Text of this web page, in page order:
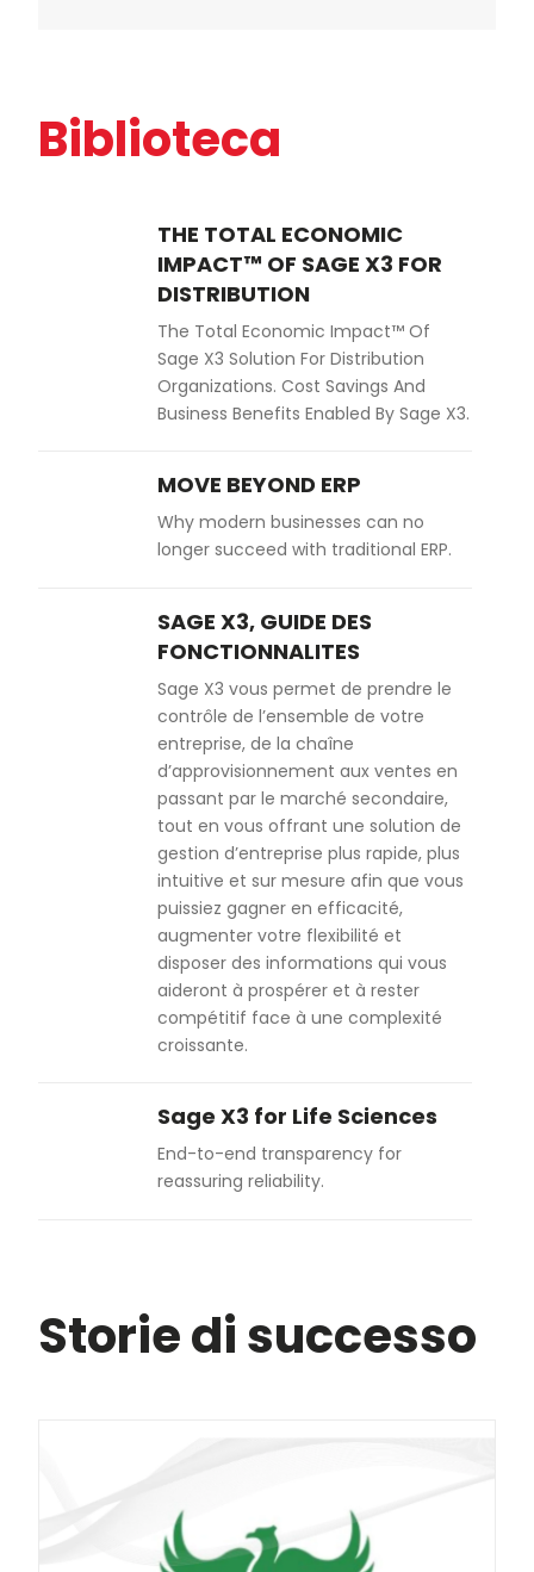
Biblioteca
THE TOTAL ECONOMIC
IMPACT™ OF SAGE X3 FOR
DISTRIBUTION
The Total Economic Impact™ Of
Sage X3 Solution For Distribution
Organizations. Cost Savings And
Business Benefits Enabled By Sage X3.
MOVE BEYOND ERP
Why modern businesses can no
longer succeed with traditional ERP.
SAGE X3, GUIDE DES
FONCTIONNALITES
Sage X3 vous permet de prendre le
contrôle de l’ensemble de votre
entreprise, de la chaîne
d’approvisionnement aux ventes en
passant par le marché secondaire,
tout en vous offrant une solution de
gestion d’entreprise plus rapide, plus
intuitive et sur mesure afin que vous
puissiez gagner en efficacité,
augmenter votre flexibilité et
disposer des informations qui vous
aideront à prospérer et à rester
compétitif face à une complexité
croissante.
Sage X3 for Life Sciences
End-to-end transparency for
reassuring reliability.
Storie di successo